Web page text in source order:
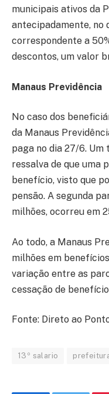
municipais ativos da
antecipadamente, no
correspondente a
descontos, um valor
Manaus Previdência
No caso dos
da Manaus
paga no dia 27/6. Um
ressalva de que uma
benefício, visto que
pensão. A segunda
milhões, ocorreu em
Ao todo, a Manaus
milhões em
variação entre as
cessação de
Fonte: Direto ao
13º salario